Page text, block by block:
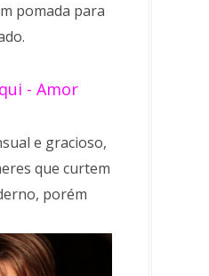
pomada para
- Amor
e gracioso,
que curtem
porém